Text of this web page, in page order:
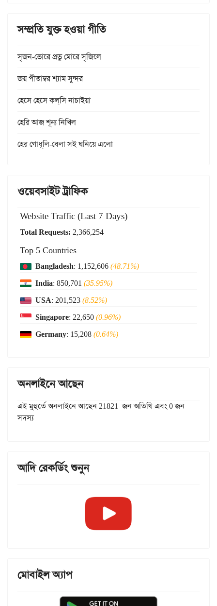
সম্প্রতি যুক্ত হওয়া গীতি
সৃজন-ভোরে প্রভু মোরে সৃজিলে
জয় পীতাম্বর শ্যাম সুন্দর
হেসে হেসে কল্‌সি নাচাইয়া
হেরি আজ শূন্য নিখিল
হের গোধূলি-বেলা সই ঘনিয়ে এলো
ওয়েবসাইট ট্রাফিক
Website Traffic (Last 7 Days)
Total Requests: 2,366,254
Top 5 Countries
Bangladesh: 1,152,606(48.71%)
India: 850,701 (35.95%)
USA: 201,523(8.52%)
Singapore: 22,650(0.96%)
Germany: 15,208(0.64%)
অনলাইনে আছেন
এই মুহুর্তে অনলাইনে আছেন 21821 জন অতিথি এবং 0 জন
সদস্য
আদি রেকর্ডিং শুনুন
মোবাইল অ্যাপ